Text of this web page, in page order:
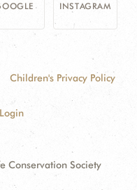
INSTAGRAM
Children's Privacy Policy
Conservation Society